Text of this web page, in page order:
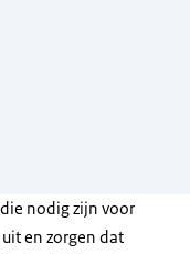
nodig zijn voor
en zorgen dat